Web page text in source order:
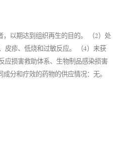
，以期达到组织再生的目的。 （2）处
皮疹、低烧和过敏反应。 （4）未获
应损害救助体系、生物制品感染损害
分和疗效的药物的供应情况：无。